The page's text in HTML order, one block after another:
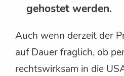
gehostet werden.
Auch wenn derzeit der
auf Dauer fraglich, ob
rechtswirksam in die